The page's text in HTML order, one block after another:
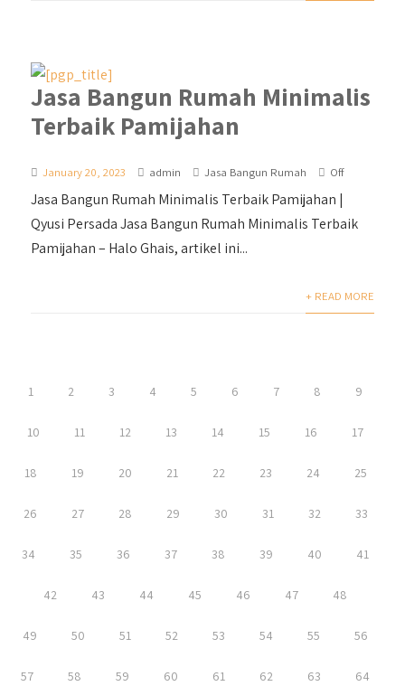
Jasa Bangun Rumah Minimalis
Terbaik Pamijahan
January 20, 2023 admin Jasa Bangun Rumah Off
Jasa Bangun Rumah Minimalis Terbaik Pamijahan |
Qyusi Persada Jasa Bangun Rumah Minimalis Terbaik
Pamijahan – Halo Ghais, artikel ini...
+ READ MORE
1 2 3 4 5 6 7 8 9
10 11 12 13 14 15 16 17
18 19 20 21 22 23 24 25
26 27 28 29 30 31 32 33
34 35 36 37 38 39 40 41
42 43 44 45 46 47 48
49 50 51 52 53 54 55 56
57 58 59 60 61 62 63 64